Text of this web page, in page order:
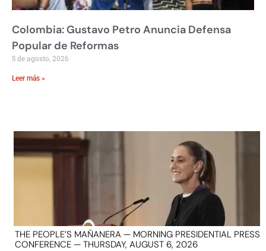
Colombia: Gustavo Petro Anuncia Defensa
Popular de Reformas
5 de agosto, 2026
Leer más »
THE PEOPLE’S MAÑANERA — MORNING PRESIDENTIAL PRESS
CONFERENCE — THURSDAY, AUGUST 6, 2026